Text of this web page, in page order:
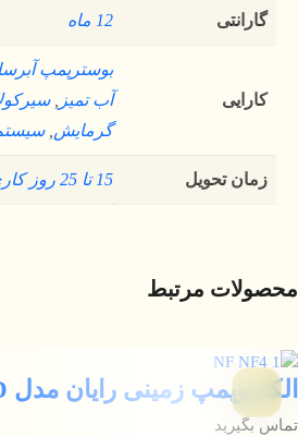
گارانتی 12 ماه
کارایی
بوسترپمپ
آب تمیز
,
گرمایش ,
زمان تحویل 15 تا 25 روز کاری
محصولات مرتبط
الکتروپمپ زمینی رایان مدل NF 40-200 D
تماس بگیرید